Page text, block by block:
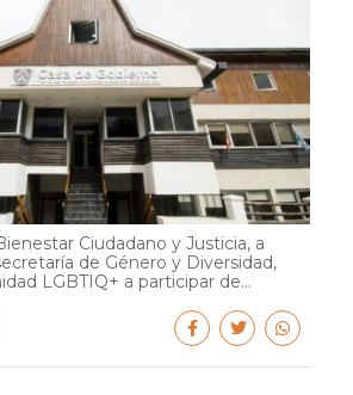
Ciudadano y Justicia, a
de Género y Diversidad,
LGBTIQ+ a participar de...